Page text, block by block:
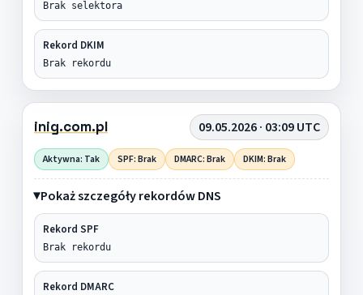
Brak selektora
Rekord DKIM
Brak rekordu
inig.com.pl 09.05.2026 · 03:09 UTC
Aktywna: Tak SPF: Brak DMARC: Brak DKIM: Brak
Pokaż szczegóły rekordów DNS
Rekord SPF
Brak rekordu
Rekord DMARC